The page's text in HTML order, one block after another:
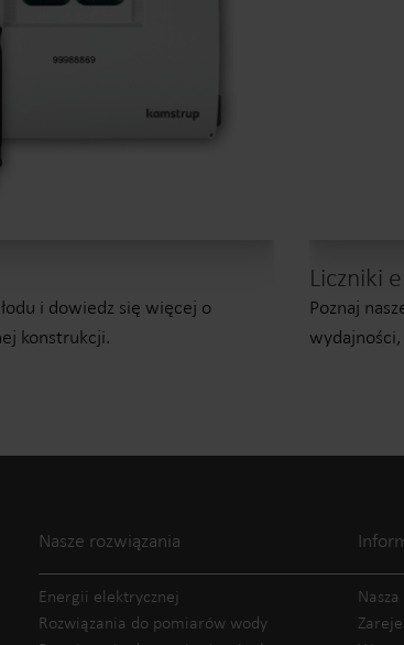
i dowiedz się więcej o
konstrukcji.
Liczniki
Poznaj
Nasze rozwiązania
Energii elektrycznej
Rozwiązania do pomiarów wody